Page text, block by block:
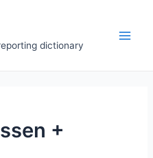
dictionary
+